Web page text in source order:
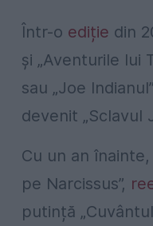
Într-o ediție din
și „Aventurile lui
sau „Joe
devenit „Sclavul
Cu un an
pe Narcissus”,
putință